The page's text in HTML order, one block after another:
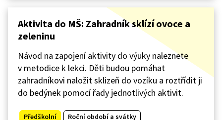
Aktivita do MŠ: Zahradník sklízí ovoce a
zeleninu
Návod na zapojení aktivity do výuky naleznete
v metodice k lekci. Děti budou pomáhat
zahradníkovi naložit sklizeň do vozíku a roztřídit ji
do bedýnek pomocí řady jednotlivých aktivit.
Předškolní Roční období a svátky